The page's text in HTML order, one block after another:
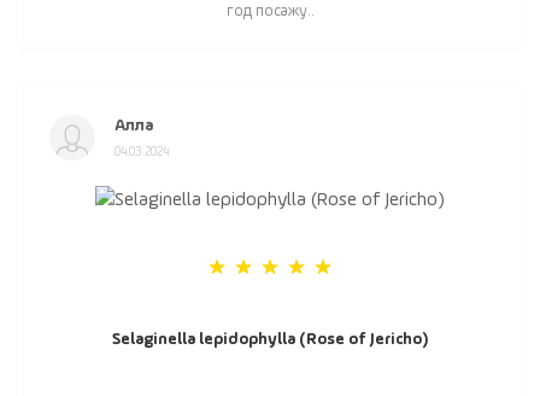
год посажу..
Алла
04.03.2024
Selaginella lepidophylla (Rose of Jericho)